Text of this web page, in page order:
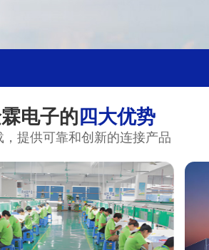
电子的 四大优势
，提供可靠和创新的连接产品